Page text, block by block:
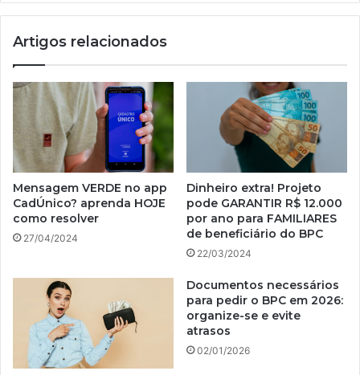
Artigos relacionados
Mensagem VERDE no app
CadÚnico? aprenda HOJE
como resolver
27/04/2024
Dinheiro extra! Projeto
pode GARANTIR R$ 12.000
por ano para FAMILIARES
de beneficiário do BPC
22/03/2024
Documentos necessários
para pedir o BPC em 2026:
organize-se e evite
atrasos
02/01/2026